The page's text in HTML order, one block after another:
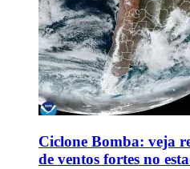
Ciclone Bomba: veja
de ventos fortes no